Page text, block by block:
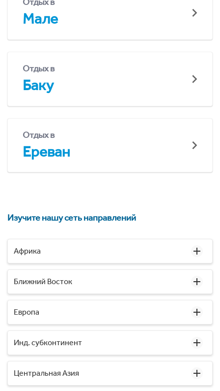
Мале
Отдых в
Баку
Отдых в
Ереван
Изучите нашу сеть направлений
Африка
Ближний Восток
Европа
Инд. субконтинент
Центральная Азия